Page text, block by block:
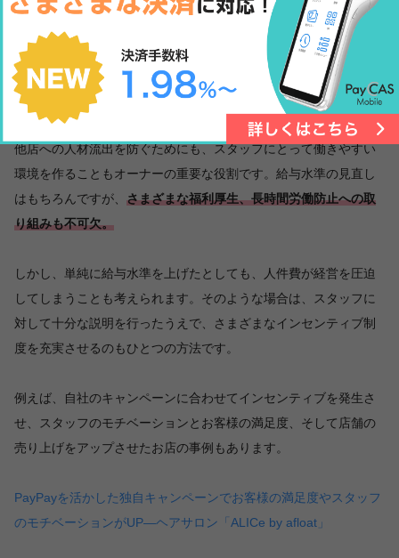
容から臨機応変に判断するようにしましょう。
スタッフがすぐに辞めない環境を作る
他店への人材流出を防ぐためにも、スタッフにとって働きやすい
環境を作ることもオーナーの重要な役割です。給与水準の見直し
はもちろんですが、 さまざまな福利厚生、長時間労働防止への取
り組みも不可欠。
しかし、単純に給与水準を上げたとしても、人件費が経営を圧迫
してしまうことも考えられます。そのような場合は、スタッフに
対して十分な説明を行ったうえで、さまざまなインセンティブ制
度を充実させるのもひとつの方法です。
例えば、自社のキャンペーンに合わせてインセンティブを発生さ
せ、スタッフのモチベーションとお客様の満足度、そして店舗の
売り上げをアップさせたお店の事例もあります。
PayPayを活かした独自キャンペーンでお客様の満足度やスタッフ
のモチベーションがUP―ヘアサロン「ALICe by afloat」